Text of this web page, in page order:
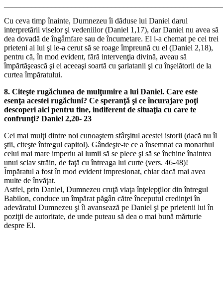
Cu ceva timp înainte, Dumnezeu îi dăduse lui Daniel darul
interpretării viselor şi vedeniilor (Daniel 1,17), dar Daniel nu avea să
dea dovadă de îngâmfare sau de încumetare. El i-a chemat pe cei trei
prieteni ai lui şi le-a cerut să se roage împreună cu el (Daniel 2,18),
pentru că, în mod evident, fără intervenţia divină, aveau să
împărtăşească şi ei aceeaşi soartă cu şarlatanii şi cu înşelătorii de la
curtea împăratului.
8. Citeşte rugăciunea de mulţumire a lui Daniel. Care este
esenţa acestei rugăciuni? Ce speranţă şi ce încurajare poţi
descoperi aici pentru tine, indiferent de situaţia cu care te
confrunţi? Daniel 2,20- 23
Cei mai mulţi dintre noi cunoaştem sfârşitul acestei istorii (dacă nu îl
ştii, citeşte întregul capitol). Gândeşte-te ce a însemnat ca monarhul
celui mai mare imperiu al lumii să se plece şi să se închine înaintea
unui sclav străin, de faţă cu întreaga lui curte (vers. 46-48)!
Împăratul a fost în mod evident impresionat, chiar dacă mai avea
multe de învăţat.
Astfel, prin Daniel, Dumnezeu cruţă viaţa înţelepţilor din întregul
Babilon, conduce un împărat păgân către începutul credinţei în
adevăratul Dumnezeu şi îi avansează pe Daniel şi pe prietenii lui în
poziţii de autoritate, de unde puteau să dea o mai bună mărturie
despre El.